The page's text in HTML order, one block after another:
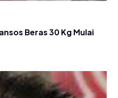
Beras 30 Kg Mulai